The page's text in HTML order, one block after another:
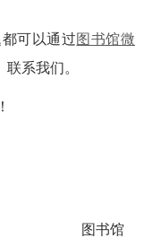
可以通过图书馆微
联系我们。
图书馆